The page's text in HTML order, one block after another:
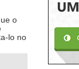
o
lo no